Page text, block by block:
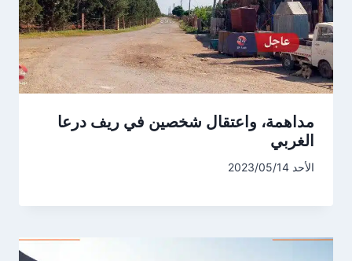
مداهمة، واعتقال شخصين في ريف درعا
الغربي
الأحد 2023/05/14